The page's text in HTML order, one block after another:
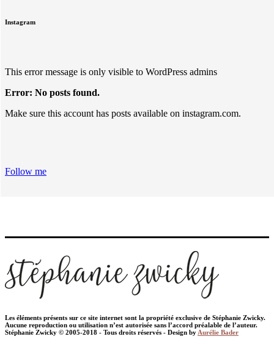
Instagram
This error message is only visible to WordPress admins
Error: No posts found.
Make sure this account has posts available on instagram.com.
Follow me
Les éléments présents sur ce site internet sont la propriété exclusive de Stéphanie Zwicky.
Aucune reproduction ou utilisation n’est autorisée sans l’accord préalable de l’auteur.
Stéphanie Zwicky © 2005-2018 - Tous droits réservés - Design by Aurélie Bader